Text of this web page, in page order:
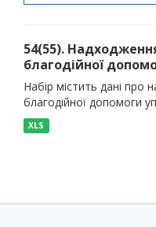
54(55).
благодійної
Набір містить дані про
благодійної допомоги
XLS